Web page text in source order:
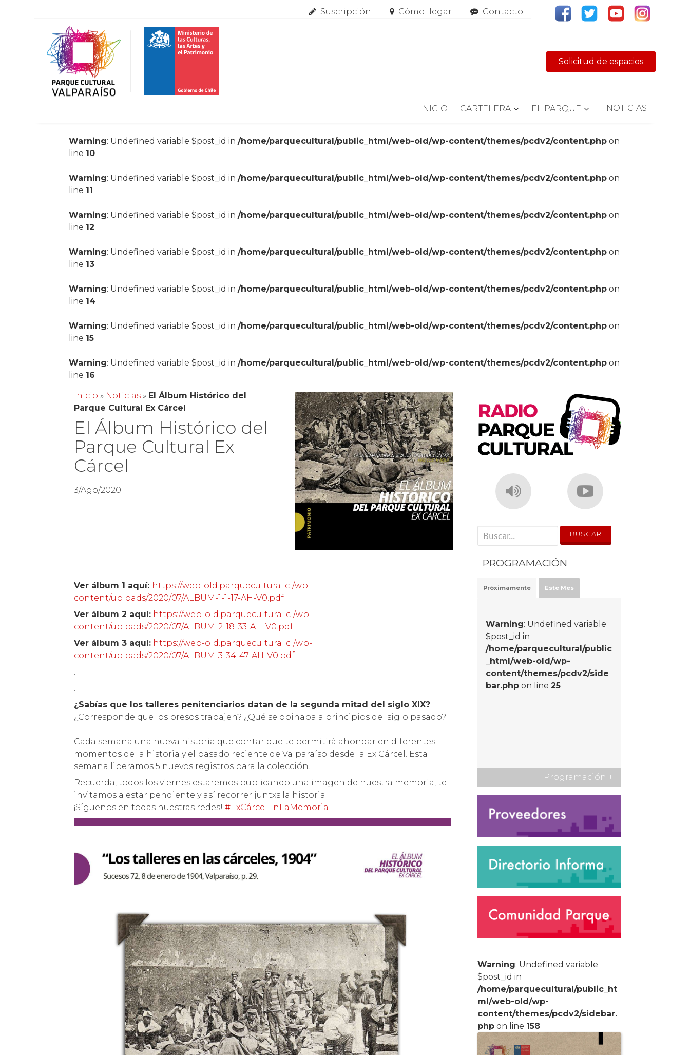
Suscripción Cómo llegar Contacto
Solicitud de espacios
INICIO CARTELERA EL PARQUE NOTICIAS
Warning: Undefined variable $post_id in/home/parquecultural/public_html/web-old/wp-content/themes/pcdv2/content.php on
line 10
Warning: Undefined variable $post_id in/home/parquecultural/public_html/web-old/wp-content/themes/pcdv2/content.php on
line 11
Warning: Undefined variable $post_id in/home/parquecultural/public_html/web-old/wp-content/themes/pcdv2/content.php on
line 12
Warning: Undefined variable $post_id in/home/parquecultural/public_html/web-old/wp-content/themes/pcdv2/content.php on
line 13
Warning: Undefined variable $post_id in/home/parquecultural/public_html/web-old/wp-content/themes/pcdv2/content.php on
line 14
Warning: Undefined variable $post_id in/home/parquecultural/public_html/web-old/wp-content/themes/pcdv2/content.php on
line 15
Warning: Undefined variable $post_id in/home/parquecultural/public_html/web-old/wp-content/themes/pcdv2/content.php on
line 16
Inicio » Noticias » El Álbum Histórico del
Parque Cultural Ex Cárcel
El Álbum Histórico del
Parque Cultural Ex
Cárcel
3/Ago/2020
Ver álbum 1 aquí: https://web-old.parquecultural.cl/wp-
content/uploads/2020/07/ALBUM-1-1-17-AH-V0.pdf
Ver álbum 2 aquí: https://web-old.parquecultural.cl/wp-
content/uploads/2020/07/ALBUM-2-18-33-AH-V0.pdf
Ver álbum 3 aquí: https://web-old.parquecultural.cl/wp-
content/uploads/2020/07/ALBUM-3-34-47-AH-V0.pdf
¿Sabías que los talleres penitenciarios datan de la segunda mitad del siglo XIX?
¿Corresponde que los presos trabajen? ¿Qué se opinaba a principios del siglo pasado?
Cada semana una nueva historia que contar que te permitirá ahondar en diferentes
momentos de la historia y el pasado reciente de Valparaíso desde la Ex Cárcel. Esta
semana liberamos 5 nuevos registros para la colección.
Recuerda, todos los viernes estaremos publicando una imagen de nuestra memoria, te
invitamos a estar pendiente y así recorrer juntxs la historia
¡Síguenos en todas nuestras redes!#ExCárcelEnLaMemoria
' . __('Search for:') . '
PROGRAMACIÓN
Próximamente Este Mes
Warning: Undefined variable
$post_id in
/home/parquecultural/public
_html/web-old/wp-
content/themes/pcdv2/side
bar.php on line25
Programación +
Warning: Undefined variable
$post_id in
/home/parquecultural/public_ht
ml/web-old/wp-
content/themes/pcdv2/sidebar.
php on line 158